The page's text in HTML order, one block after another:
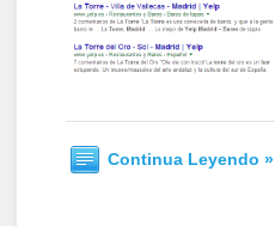
Continua Leyendo »